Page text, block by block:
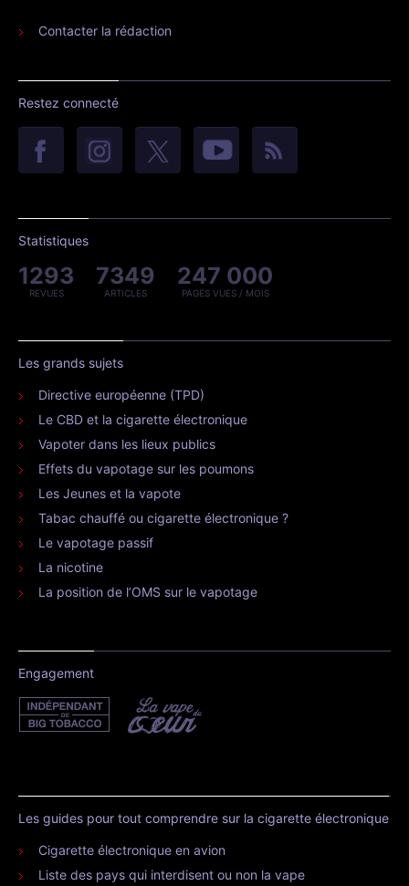
Contacter la rédaction
Restez connecté
Statistiques
1293
REVUES
7349
ARTICLES
247 000
PAGES VUES / MOIS
Les grands sujets
Directive européenne (TPD)
Le CBD et la cigarette électronique
Vapoter dans les lieux publics
Effets du vapotage sur les poumons
Les Jeunes et la vapote
Tabac chauffé ou cigarette électronique ?
Le vapotage passif
La nicotine
La position de l’OMS sur le vapotage
Engagement
Les guides pour tout comprendre sur la cigarette électronique
Cigarette électronique en avion
Liste des pays qui interdisent ou non la vape